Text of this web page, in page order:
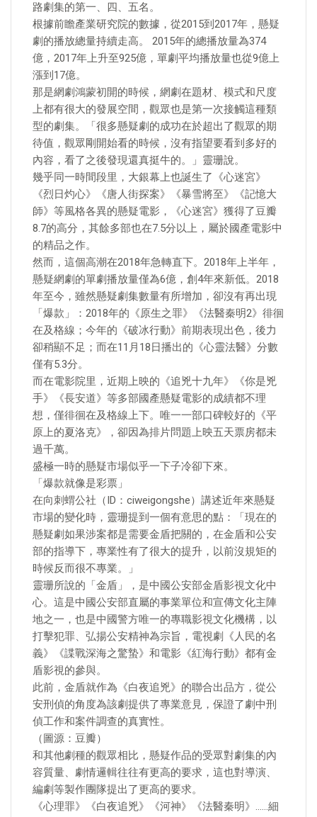
路劇集的第一、四、五名。
根據前瞻產業研究院的數據，從2015到2017年，懸疑
劇的播放總量持續走高。 2015年的總播放量為374
億，2017年上升至925億，單劇平均播放量也從9億上
漲到17億。
那是網劇鴻蒙初開的時候，網劇在題材、模式和尺度
上都有很大的發展空間，觀眾也是第一次接觸這種類
型的劇集。「很多懸疑劇的成功在於超出了觀眾的期
待值，觀眾剛開始看的時候，沒有指望要看到多好的
內容，看了之後發現還真挺牛的。」靈珊說。
幾乎同一時間段里，大銀幕上也誕生了《心迷宮》
《烈日灼心》《唐人街探案》《暴雪將至》《記憶大
師》等風格各異的懸疑電影，《心迷宮》獲得了豆瓣
8.7的高分，其餘多部也在7.5分以上，屬於國產電影中
的精品之作。
然而，這個高潮在2018年急轉直下。2018年上半年，
懸疑網劇的單劇播放量僅為6億，創4年來新低。2018
年至今，雖然懸疑劇集數量有所增加，卻沒有再出現
「爆款」：2018年的《原生之罪》《法醫秦明2》徘徊
在及格線；今年的《破冰行動》前期表現出色，後力
卻稍顯不足；而在11月18日播出的《心靈法醫》分數
僅有5.3分。
而在電影院里，近期上映的《追兇十九年》《你是兇
手》《長安道》等多部國產懸疑電影的成績都不理
想，僅徘徊在及格線上下。唯一一部口碑較好的《平
原上的夏洛克》，卻因為排片問題上映五天票房都未
過千萬。
盛極一時的懸疑市場似乎一下子冷卻下來。
「爆款就像是彩票」
在向刺蝟公社（ID：ciweigongshe）講述近年來懸疑
市場的變化時，靈珊提到一個有意思的點：「現在的
懸疑劇如果涉案都是需要金盾把關的，在金盾和公安
部的指導下，專業性有了很大的提升，以前沒規矩的
時候反而很不專業。」
靈珊所說的「金盾」，是中國公安部金盾影視文化中
心。這是中國公安部直屬的事業單位和宣傳文化主陣
地之一，也是中國警方唯一的專職影視文化機構，以
打擊犯罪、弘揚公安精神為宗旨，電視劇《人民的名
義》《諜戰深海之驚蟄》和電影《紅海行動》都有金
盾影視的參與。
此前，金盾就作為《白夜追兇》的聯合出品方，從公
安刑偵的角度為該劇提供了專業意見，保證了劇中刑
偵工作和案件調查的真實性。
（圖源：豆瓣）
和其他劇種的觀眾相比，懸疑作品的受眾對劇集的內
容質量、劇情邏輯往往有更高的要求，這也對導演、
編劇等製作團隊提出了更高的要求。
《心理罪》《白夜追兇》《河神》《法醫秦明》……細